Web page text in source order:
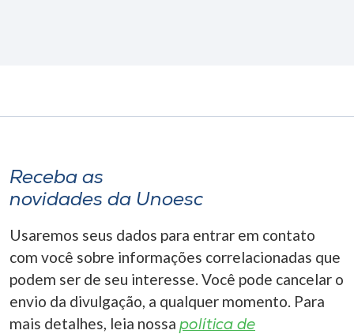
Receba as
novidades da Unoesc
Usaremos seus dados para entrar em contato
com você sobre informações correlacionadas que
podem ser de seu interesse. Você pode cancelar o
envio da divulgação, a qualquer momento. Para
mais detalhes, leia nossa política de